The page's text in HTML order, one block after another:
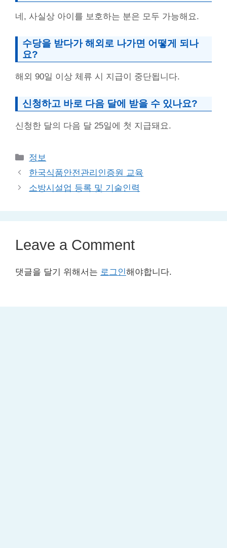
네, 사실상 아이를 보호하는 분은 모두 가능해요.
수당을 받다가 해외로 나가면 어떻게 되나
요?
해외 90일 이상 체류 시 지급이 중단됩니다.
신청하고 바로 다음 달에 받을 수 있나요?
신청한 달의 다음 달 25일에 첫 지급돼요.
Categories
정보
한국식품안전관리인증원 교육
소방시설업 등록 및 기술인력
Leave a Comment
댓글을 달기 위해서는 로그인해야합니다.